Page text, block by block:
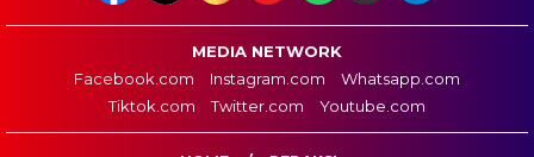
MEDIA NETWORK
Facebook.com
Instagram.com
Whatsapp.com
Tiktok.com
Twitter.com Youtube.com